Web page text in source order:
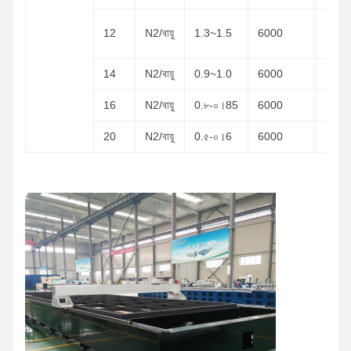
12 N2/বায়ু 1.3~1.5 6000
14 N2/বায়ু 0.9~1.0 6000
16 N2/বায়ু 0.৮-০।85 6000
20 N2/বায়ু 0.৫-০।6 6000